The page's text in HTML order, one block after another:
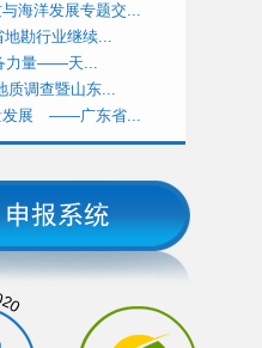
海洋发展专题交...
地勘行业继续...
备力量——天...
质调查暨山东...
发展 ——广东省...